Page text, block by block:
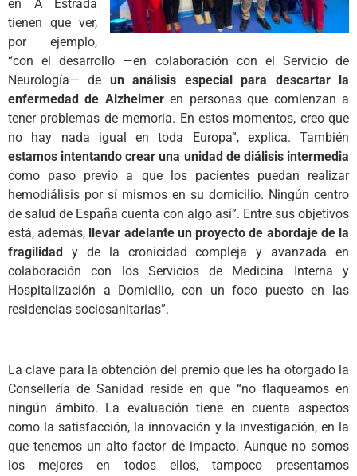
en A Estrada
tienen que ver,
por ejemplo,
“con el desarrollo —en colaboración con el Servicio de
Neurología— de un análisis especial para descartar la
enfermedad de Alzheimeren personas que comienzan a
tener problemas de memoria. En estos momentos, creo que
no hay nada igual en toda Europa”, explica. También
estamos intentando crear una unidad de diálisis intermedia
como paso previo a que los pacientes puedan realizar
hemodiálisis por sí mismos en su domicilio. Ningún centro
de salud de España cuenta con algo así”. Entre sus objetivos
está, además, llevar adelante un proyecto de abordaje de la
fragilidad y de la cronicidad compleja y avanzada en
colaboración con los Servicios de Medicina Interna y
Hospitalización a Domicilio, con un foco puesto en las
residencias sociosanitarias”.
La clave para la obtención del premio que les ha otorgado la
Consellería de Sanidad reside en que “no flaqueamos en
ningún ámbito. La evaluación tiene en cuenta aspectos
como la satisfacción, la innovación y la investigación, en la
que tenemos un alto factor de impacto. Aunque no somos
los mejores en todos ellos, tampoco presentamos